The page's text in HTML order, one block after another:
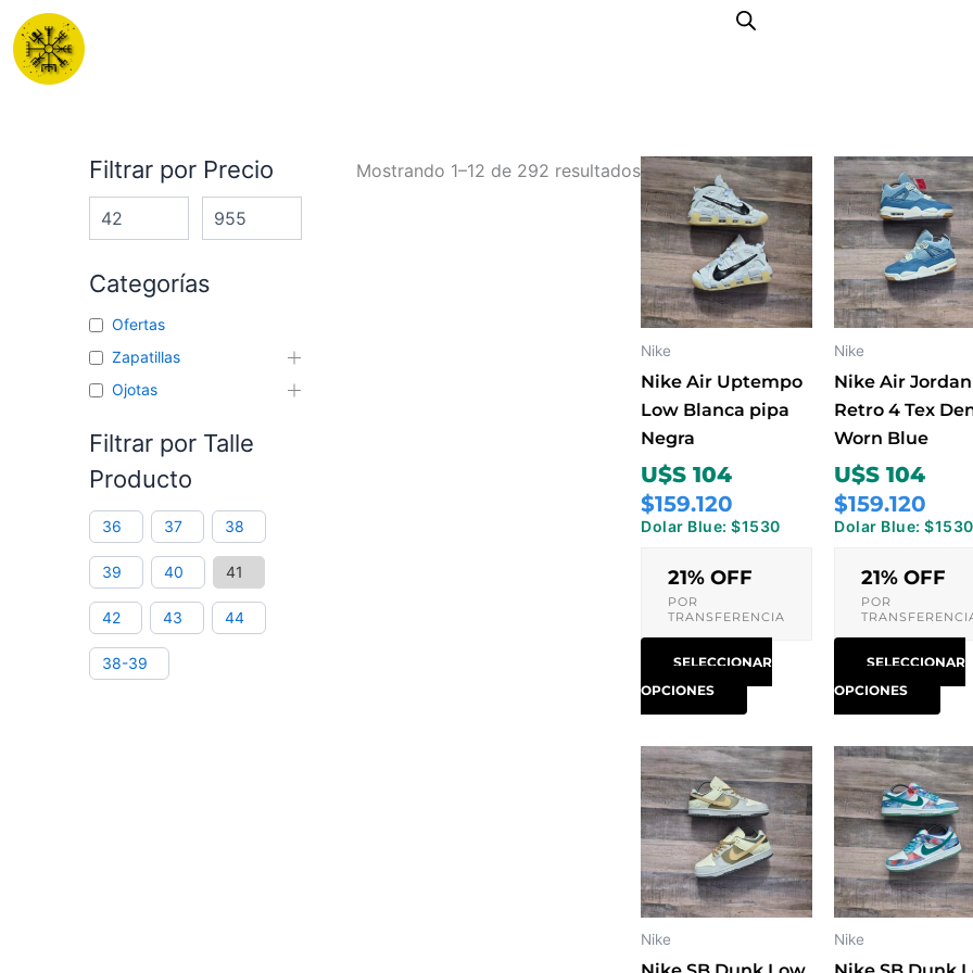
contenido
Filtrar por Precio
Categorías
Ofertas
Zapatillas
Ojotas
Filtrar por Talle
Producto
36 37 38
39 40 41
42 43 44
38-39
Mostrando 1–12 de 292 resultadosOrdenado
por
los
últimos
Nike
Nike Air Uptempo
Low Blanca pipa
Negra
U$S 104
$159.120
Dolar Blue: $1530
21% OFF
POR
TRANSFERENCIA
SELECCIONAR
OPCIONES
Este
producto
tiene
múltiples
variantes.
Las
pueden
elegir
de
producto
Nike
Nike Air Jordan
Retro 4 Tex
Worn Blue
U$S 104
$159.120
Dolar Blue: $1530
21% OFF
POR
SELECCIONAR
OPCIONES
Las
de
Nike
Este
producto
tiene
múltiples
variantes.
Las
Nike
Este
Las